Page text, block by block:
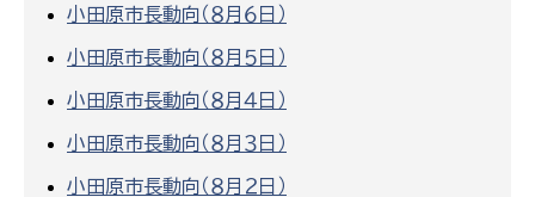
小田原市長動向（８月６日）
小田原市長動向（８月５日）
小田原市長動向（８月４日）
小田原市長動向（８月３日）
小田原市長動向（８月２日）